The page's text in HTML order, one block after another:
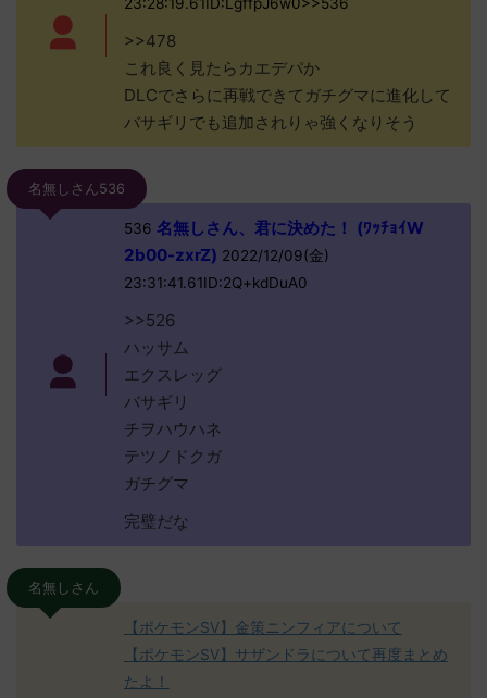
>>478
これ良く見たらカエデパか
DLCでさらに再戦できてガチグマに進化して
バサギリでも追加されりゃ強くなりそう
名無しさん536
536 名無しさん、君に決めた！ (ﾜｯﾁｮｲW
2b00-zxrZ) 2022/12/09(金)
23:31:41.61ID:2Q+kdDuA0
>>526
ハッサム
エクスレッグ
バサギリ
チヲハウハネ
テツノドクガ
ガチグマ
完璧だな
名無しさん
【ポケモンSV】金策ニンフィアについて
【ポケモンSV】サザンドラについて再度まとめ
たよ！